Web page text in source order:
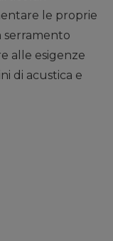
le proprie
serramento
alle esigenze
di acustica e